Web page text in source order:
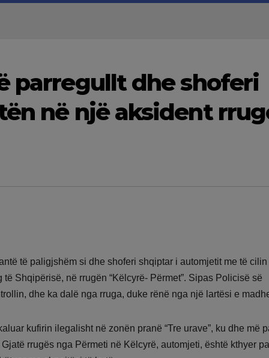
parregullt dhe shoferi
në një aksident
të paligjshëm si dhe shoferi shqiptar i automjetit me të cilin
Shqipërisë, në rrugën “Këlcyrë- Përmet”. Sipas Policisë së
dhe ka dalë nga rruga, duke rënë nga një lartësi e
kufirin ilegalisht në zonën pranë “Tre urave”, ku dhe më
rrugës nga Përmeti në Këlcyrë, automjeti, është kthyer